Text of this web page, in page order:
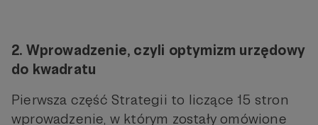
2. Wprowadzenie, czyli optymizm urzędowy
do kwadratu
Pierwsza część Strategii to liczące 15 stron
wprowadzenie, w którym zostały omówione